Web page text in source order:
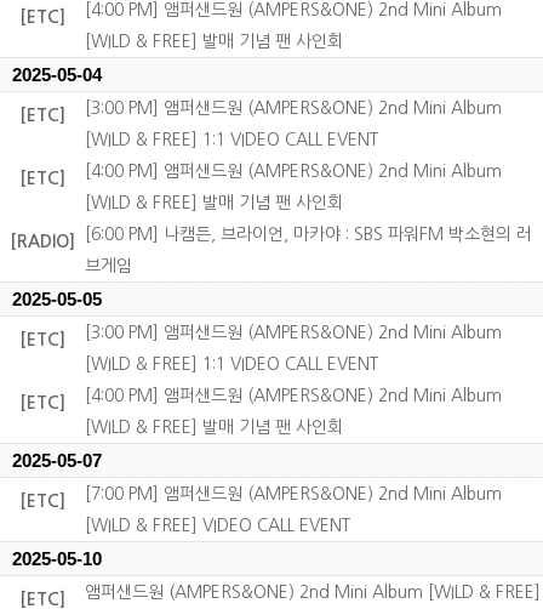
[ETC]
[4:00 PM] 앰퍼샌드원 (AMPERS&ONE) 2nd Mini Album
[WILD & FREE] 발매 기념 팬 사인회
2025-05-04
[ETC]
[3:00 PM] 앰퍼샌드원 (AMPERS&ONE) 2nd Mini Album
[WILD & FREE] 1:1 VIDEO CALL EVENT
[ETC]
[4:00 PM] 앰퍼샌드원 (AMPERS&ONE) 2nd Mini Album
[WILD & FREE] 발매 기념 팬 사인회
[RADIO]
[6:00 PM] 나캠든, 브라이언, 마카야 : SBS 파워FM 박소현의 러
브게임
2025-05-05
[ETC]
[3:00 PM] 앰퍼샌드원 (AMPERS&ONE) 2nd Mini Album
[WILD & FREE] 1:1 VIDEO CALL EVENT
[ETC]
[4:00 PM] 앰퍼샌드원 (AMPERS&ONE) 2nd Mini Album
[WILD & FREE] 발매 기념 팬 사인회
2025-05-07
[ETC]
[7:00 PM] 앰퍼샌드원 (AMPERS&ONE) 2nd Mini Album
[WILD & FREE] VIDEO CALL EVENT
2025-05-10
[ETC]
앰퍼샌드원 (AMPERS&ONE) 2nd Mini Album [WILD & FREE]